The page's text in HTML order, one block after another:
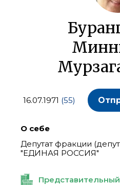
16.07.1971 (55)
О себе
Депутат фракции
"ЕДИНАЯ РОССИЯ"